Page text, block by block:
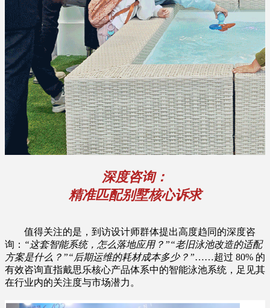
深度咨询：
精准匹配别墅核心诉求
值得关注的是，到访设计师群体提出高度趋同的深度咨
询： “这套智能系统，怎么落地应用？”“老旧泳池改造的适配
方案是什么？”“后期运维的耗材成本多少？”……超过 80% 的
有效咨询直指戴思乐核心产品体系中的智能泳池系统，足见其
在行业内的关注度与市场潜力。